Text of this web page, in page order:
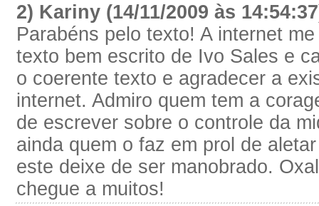
2) Kariny (14/11/2009 às
Parabéns pelo texto! A internet
texto bem escrito de Ivo Sales e
o coerente texto e agradecer a
internet. Admiro quem tem a
de escrever sobre o controle da
ainda quem o faz em prol de
este deixe de ser manobrado.
chegue a muitos!